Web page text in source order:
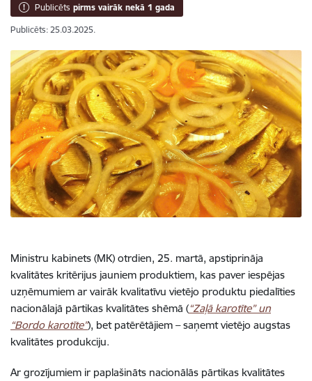
Publicēts pirms vairāk nekā 1 gada
Publicēts: 25.03.2025.
Ministru kabinets (MK) otrdien, 25. martā, apstiprināja
kvalitātes kritērijus jauniem produktiem, kas paver iespējas
uzņēmumiem ar vairāk kvalitatīvu vietējo produktu piedalīties
nacionālajā pārtikas kvalitātes shēmā (“Zaļā karotīte” un
“Bordo karotīte”), bet patērētājiem – saņemt vietējo augstas
kvalitātes produkciju.
Ar grozījumiem ir paplašināts nacionālās pārtikas kvalitātes